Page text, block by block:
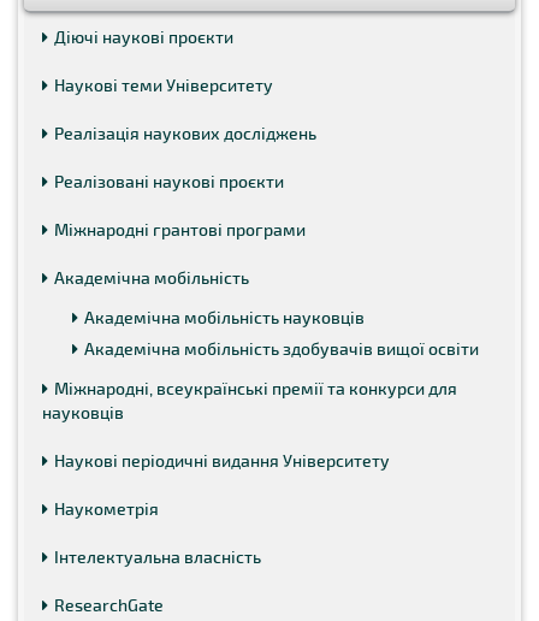
Діючі наукові проєкти
Наукові теми Університету
Реалізація наукових досліджень
Реалізовані наукові проєкти
Міжнародні грантові програми
Академічна мобільність
Академічна мобільність науковців
Академічна мобільність здобувачів вищої освіти
Міжнародні, всеукраїнські премії та конкурси для
науковців
Наукові періодичні видання Університету
Наукометрія
Інтелектуальна власність
ResearchGate